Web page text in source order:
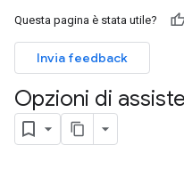
Questa pagina è stata utile?
Invia feedback
Opzioni di